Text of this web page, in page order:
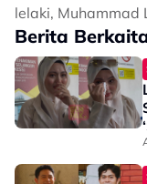
lelaki, Muhammad
Berita